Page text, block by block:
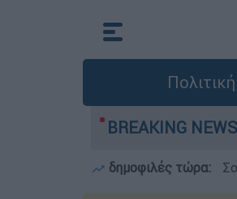
Πολιτική
BREAKING
στη ΜΕΘ
δημοφιλές τώρα: